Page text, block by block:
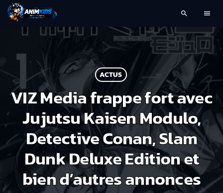
search menu
ACTUS
VIZ Media frappe fort avec
Jujutsu Kaisen Modulo,
Detective Conan, Slam
Dunk Deluxe Edition et
bien d’autres annonces